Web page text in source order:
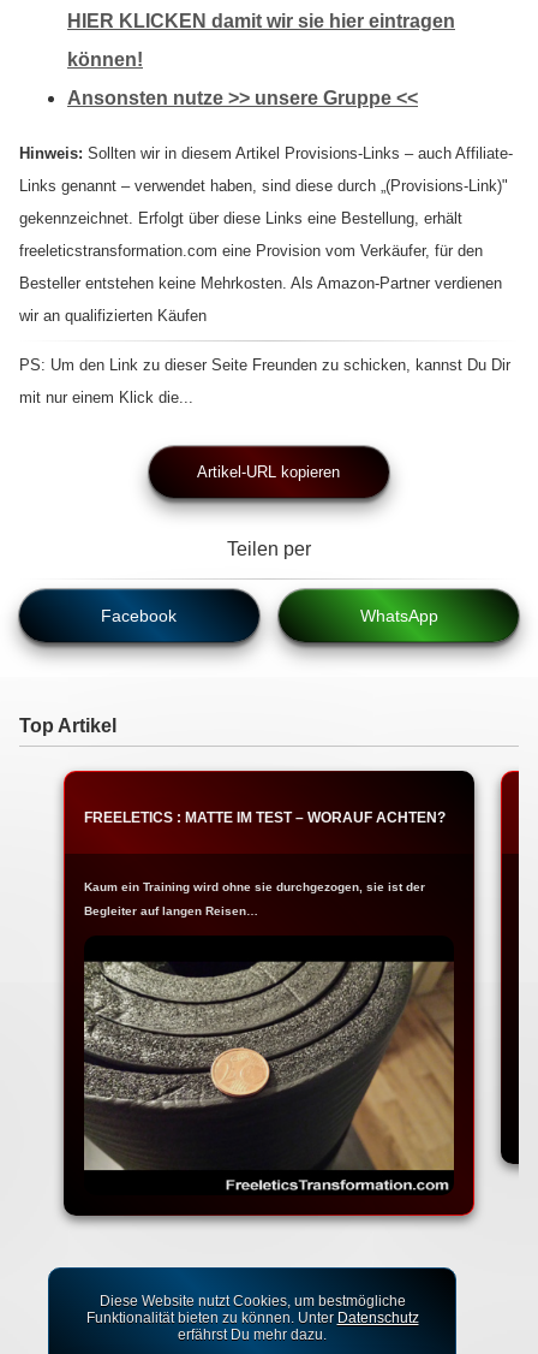
HIER KLICKEN damit wir sie hier eintragen
können!
Ansonsten nutze >> unsere Gruppe <<
Hinweis: Sollten wir in diesem Artikel Provisions-Links – auch Affiliate-
Links genannt – verwendet haben, sind diese durch „(Provisions-Link)"
gekennzeichnet. Erfolgt über diese Links eine Bestellung, erhält
freeleticstransformation.com eine Provision vom Verkäufer, für den
Besteller entstehen keine Mehrkosten. Als Amazon-Partner verdienen
wir an qualifizierten Käufen
PS: Um den Link zu dieser Seite Freunden zu schicken, kannst Du Dir
mit nur einem Klick die...
Artikel-URL kopieren
Teilen per
Facebook WhatsApp
Top Artikel
FREELETICS : MATTE IM TEST – WORAUF ACHTEN?
Kaum ein Training wird ohne sie durchgezogen, sie ist der
Begleiter auf langen Reisen…
Diese Website nutzt Cookies, um bestmögliche
Funktionalität bieten zu können. Unter Datenschutz
erfährst Du mehr dazu.